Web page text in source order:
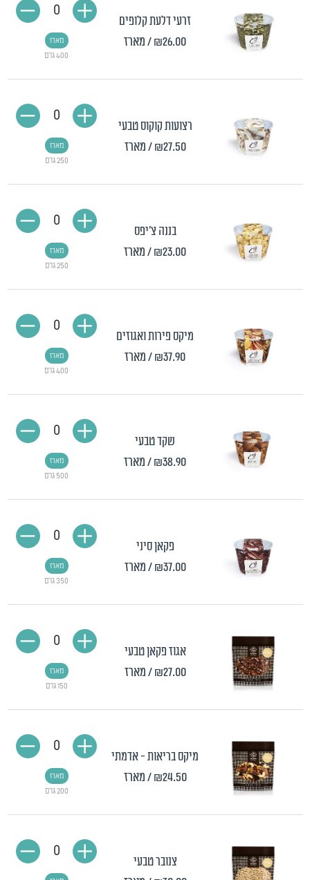
זרעי דלעת קלופים
₪26.00/ מארז
400 גרם
מארז
0
רצועות קוקוס טבעי
₪27.50 / מארז
250 גרם
מארז
0
בננה צ'יפס
₪23.00/ מארז
250 גרם
מארז
0
מיקס פירות ואגוזים
₪37.90/ מארז
400 גרם
מארז
0
שקד טבעי
₪38.90/ מארז
500 גרם
מארז
0
פקאן סיני
₪37.00 / מארז
350 גרם
מארז
0
אגוז פקאן טבעי
₪27.00 / מארז
150 גרם
מארז
0
מיקס בריאות - אדמתי
₪24.50 / מארז
200 גרם
מארז
0
צנובר טבעי
0